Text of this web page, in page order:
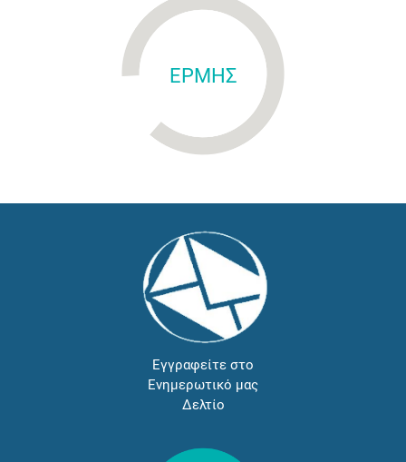
ΕΡΜΗΣ
Εγγραφείτε στο
Ενημερωτικό μας
Δελτίο